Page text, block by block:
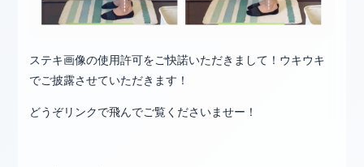
ステキ画像の使用許可をご快諾いただきまして！ウキウキ
でご披露させていただきます！
どうぞリンクで飛んでご覧くださいませー！